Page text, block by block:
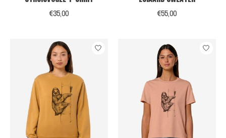
€35,00 €55,00